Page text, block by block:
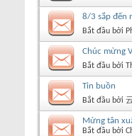
8/3 sắp đến
Bắt đầu bởi
Chúc mừng
Bắt đầu bởi
Tin buồn
Bắt đầu bởi
Mừng tân
Bắt đầu bởi